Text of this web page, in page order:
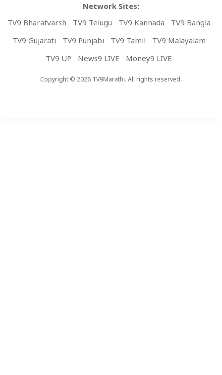
Network Sites:
TV9 Bharatvarsh
TV9 Telugu TV9 Kannada
TV9 Bangla
TV9 Gujarati
TV9 Punjabi TV9 Tamil
TV9 Malayalam
TV9 UP
News9 LIVE Money9 LIVE
Copyright © 2026 TV9Marathi. All rights reserved.